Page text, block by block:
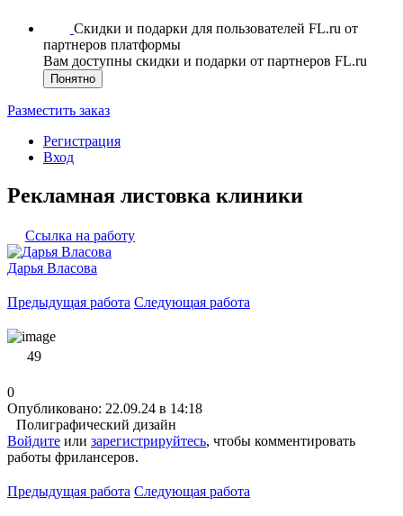
Скидки и подарки для пользователей FL.ru от
партнеров платформы
Вам доступны скидки и подарки от партнеров FL.ru
Понятно
Разместить заказ
Регистрация
Вход
Рекламная листовка клиники
Ссылка на работу
Дарья Власова
Предыдущая работа Следующая работа
49
0
Опубликовано: 22.09.24 в 14:18
Полиграфический дизайн
Войдите или зарегистрируйтесь, чтобы комментировать
работы фрилансеров.
Предыдущая работа Следующая работа